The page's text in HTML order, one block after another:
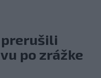
prerušili
po zrážke